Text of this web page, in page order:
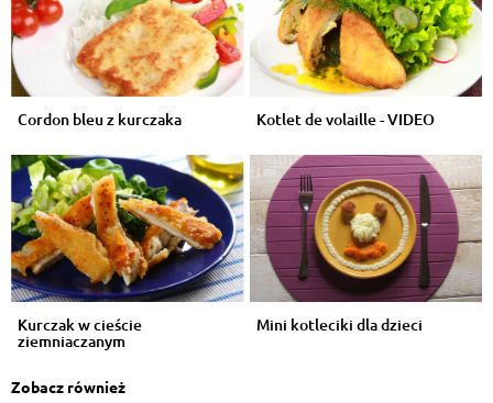
Cordon bleu z kurczaka Kotlet de volaille - VIDEO
Kurczak w cieście
ziemniaczanym
Mini kotleciki dla dzieci
Zobacz również